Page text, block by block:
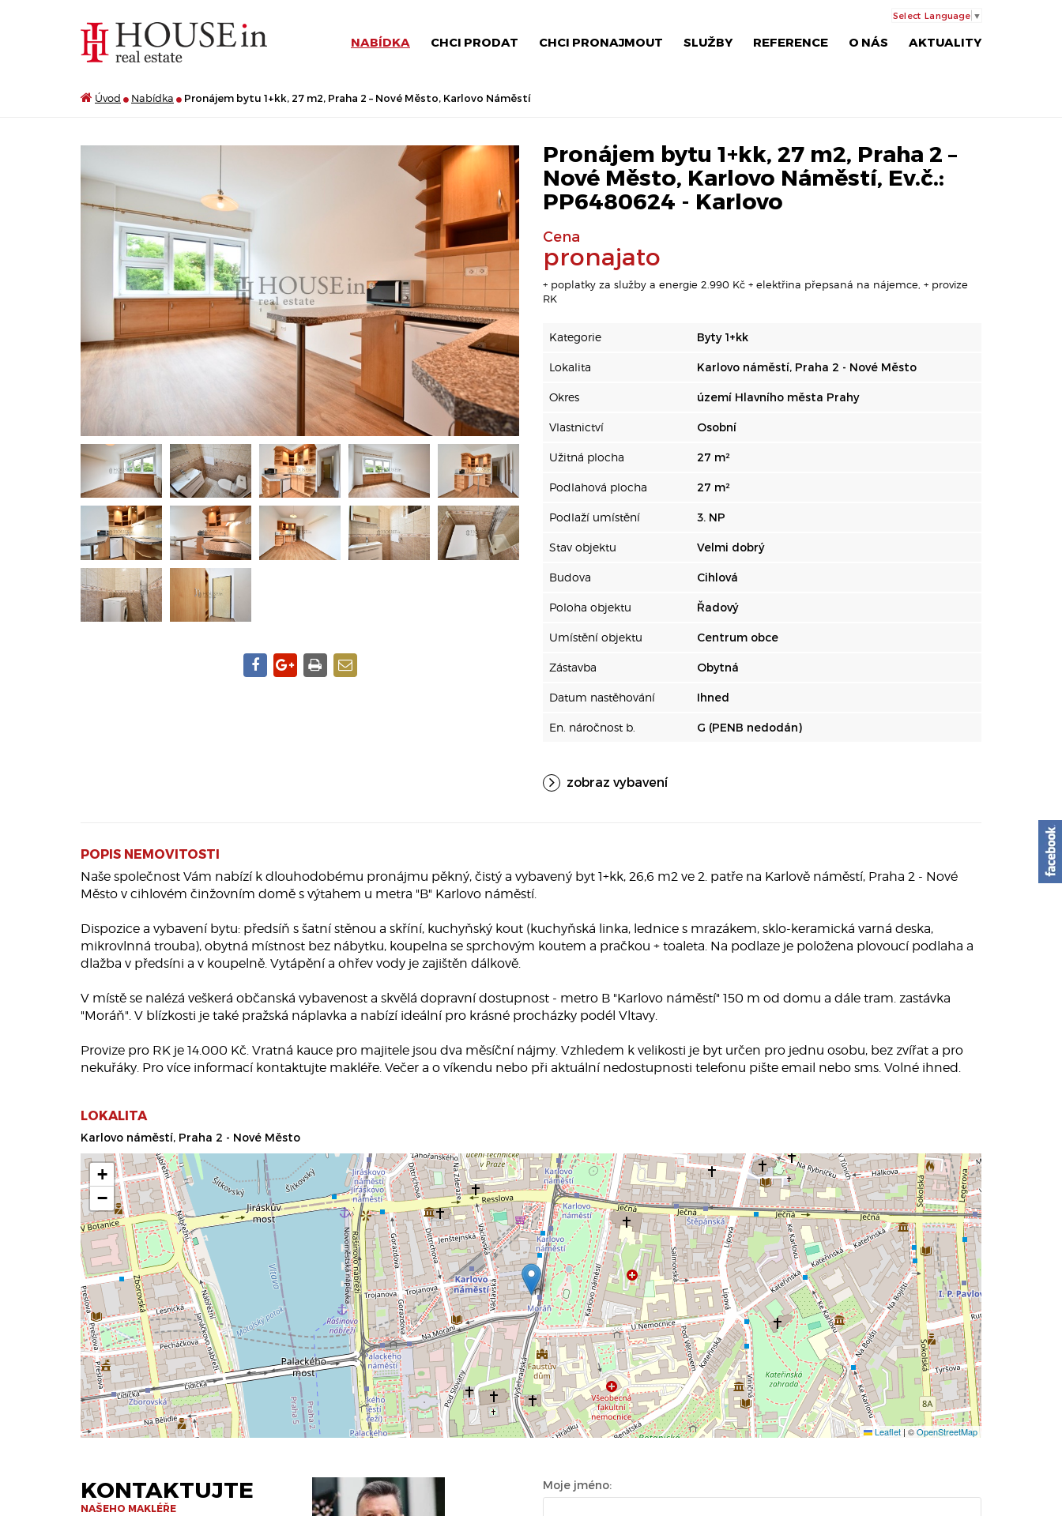
NABÍDKA CHCI PRODAT CHCI PRONAJMOUT SLUŽBY REFERENCE O NÁS AKTUALITY
Select Language ▼
Úvod Nabídka Pronájem bytu 1+kk, 27 m2, Praha 2 – Nové Město, Karlovo Náměstí
Pronájem bytu 1+kk, 27 m2, Praha 2 –
Nové Město, Karlovo Náměstí, Ev.č.:
PP6480624 - Karlovo
Cena
pronajato
+ poplatky za služby a energie 2.990 Kč + elektřina přepsaná na nájemce, + provize
RK
Kategorie Byty 1+kk
Lokalita Karlovo náměstí, Praha 2 - Nové Město
Okres území Hlavního města Prahy
Vlastnictví Osobní
Užitná plocha 27 m²
Podlahová plocha 27 m²
Podlaží umístění 3. NP
Stav objektu Velmi dobrý
Budova Cihlová
Poloha objektu Řadový
Umístění objektu Centrum obce
Zástavba Obytná
Datum nastěhování Ihned
En. náročnost b. G (PENB nedodán)
zobraz vybavení
POPIS NEMOVITOSTI
Naše společnost Vám nabízí k dlouhodobému pronájmu pěkný, čistý a vybavený byt 1+kk, 26,6 m2 ve 2. patře na Karlově náměstí, Praha 2 - Nové
Město v cihlovém činžovním domě s výtahem u metra "B" Karlovo náměstí.
Dispozice a vybavení bytu: předsíň s šatní stěnou a skříní, kuchyňský kout (kuchyňská linka, lednice s mrazákem, sklo-keramická varná deska,
mikrovlnná trouba), obytná místnost bez nábytku, koupelna se sprchovým koutem a pračkou + toaleta. Na podlaze je položena plovoucí podlaha a
dlažba v předsíni a v koupelně. Vytápění a ohřev vody je zajištěn dálkově.
V místě se nalézá veškerá občanská vybavenost a skvělá dopravní dostupnost - metro B "Karlovo náměstí" 150 m od domu a dále tram. zastávka
"Moráň". V blízkosti je také pražská náplavka a nabízí ideální pro krásné procházky podél Vltavy.
Provize pro RK je 14.000 Kč. Vratná kauce pro majitele jsou dva měsíční nájmy. Vzhledem k velikosti je byt určen pro jednu osobu, bez zvířat a pro
nekuřáky. Pro více informací kontaktujte makléře. Večer a o víkendu nebo při aktuální nedostupnosti telefonu pište email nebo sms. Volné ihned.
LOKALITA
Karlovo náměstí, Praha 2 - Nové Město
+
−
Leaflet |©OpenStreetMap
KONTAKTUJTE
NAŠEHO MAKLÉŘE
Moje jméno: